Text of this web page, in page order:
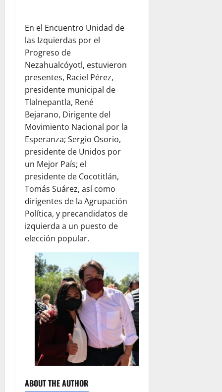
En el Encuentro Unidad de
las Izquierdas por el
Progreso de
Nezahualcóyotl, estuvieron
presentes, Raciel Pérez,
presidente municipal de
Tlalnepantla, René
Bejarano, Dirigente del
Movimiento Nacional por la
Esperanza; Sergio Osorio,
presidente de Unidos por
un Mejor País; el
presidente de Cocotitlán,
Tomás Suárez, así como
dirigentes de la Agrupación
Política, y precandidatos de
izquierda a un puesto de
elección popular.
ABOUT THE AUTHOR